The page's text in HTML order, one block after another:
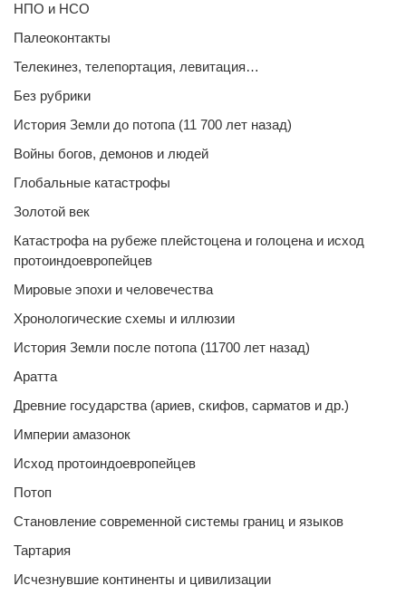
НПО и НСО
Палеоконтакты
Телекинез, телепортация, левитация…
Без рубрики
История Земли до потопа (11 700 лет назад)
Войны богов, демонов и людей
Глобальные катастрофы
Золотой век
Катастрофа на рубеже плейстоцена и голоцена и исход
протоиндоевропейцев
Мировые эпохи и человечества
Хронологические схемы и иллюзии
История Земли после потопа (11700 лет назад)
Аратта
Древние государства (ариев, скифов, сарматов и др.)
Империи амазонок
Исход протоиндоевропейцев
Потоп
Становление современной системы границ и языков
Тартария
Исчезнувшие континенты и цивилизации